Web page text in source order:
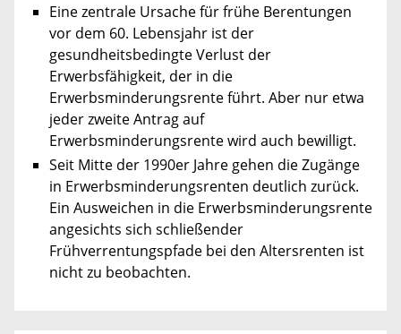
Eine zentrale Ursache für frühe Berentungen
vor dem 60. Lebensjahr ist der
gesundheitsbedingte Verlust der
Erwerbsfähigkeit, der in die
Erwerbsminderungsrente führt. Aber nur etwa
jeder zweite Antrag auf
Erwerbsminderungsrente wird auch bewilligt.
Seit Mitte der 1990er Jahre gehen die Zugänge
in Erwerbsminderungsrenten deutlich zurück.
Ein Ausweichen in die Erwerbsminderungsrente
angesichts sich schließender
Frühverrentungspfade bei den Altersrenten ist
nicht zu beobachten.